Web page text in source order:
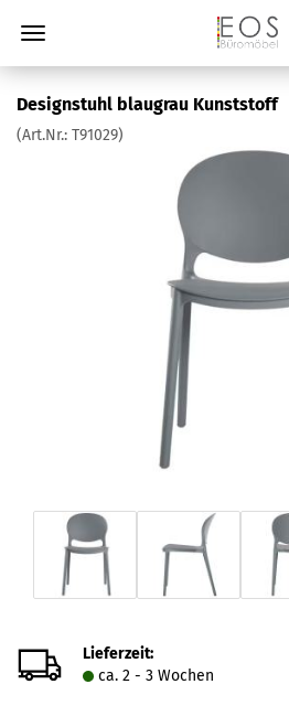
Designstuhl blaugrau Kunststoff
(Art.Nr.: T91029)
Lieferzeit:
ca. 2 - 3 Wochen